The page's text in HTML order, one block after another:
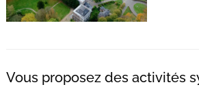
Vous proposez des activités